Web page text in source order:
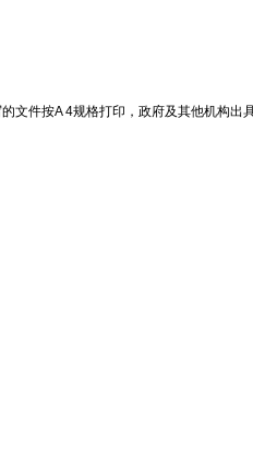
件按A 4规格打印，政府及其他机构出